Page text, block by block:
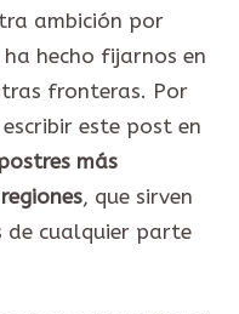
ambición por
ha hecho fijarnos en
fronteras. Por
este post en
más
, que sirven
de cualquier parte